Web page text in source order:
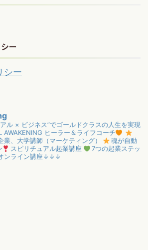
ー
シー
ル × ビジネス”でゴールドクラスの人生を実現
AWAKENING ヒーラー＆ライフコーチ
業、大学講師（マーケティング）
魂が自動
スピリチュアル起業講座
7つの起業ステッ
ンライン講座↓↓↓